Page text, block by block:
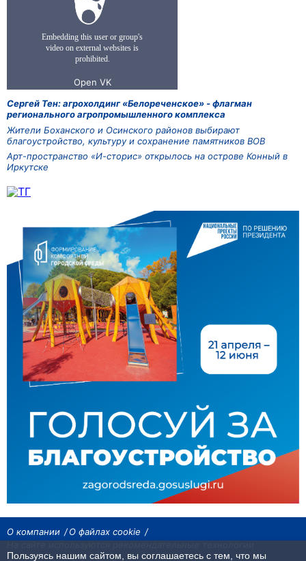
Сергей Тен: агрохолдинг «Белореченское» - флагман
регионального агропромышленного комплекса
Жители Боханского и Осинского районов выбирают
благоустройство, культуру и сохранение памятников ВОВ
Арт-пространство «И-сторис» открылось на острове Конный в
Иркутске
О компании
О файлах cookie
Пользуясь нашим сайтом, вы соглашаетесь с тем, что мы